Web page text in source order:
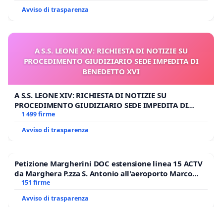
Avviso di trasparenza
A S.S. LEONE XIV: RICHIESTA DI NOTIZIE SU
PROCEDIMENTO GIUDIZIARIO SEDE IMPEDITA DI
BENEDETTO XVI
A S.S. LEONE XIV: RICHIESTA DI NOTIZIE SU
PROCEDIMENTO GIUDIZIARIO SEDE IMPEDITA DI
BENEDETTO XVI
1 499 firme
Avviso di trasparenza
Petizione Margherini DOC estensione linea 15 ACTV
da Marghera P.zza S. Antonio all'aeroporto Marco
Polo tariffa a € 1,50
151 firme
Avviso di trasparenza